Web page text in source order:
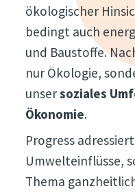
ökologischer
bedingt auch
und Baustoffe.
nur Ökologie,
unsersoziales
Ökonomie.
Progress
Umwelteinflüsse,
Thema